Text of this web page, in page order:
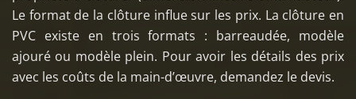
Le format de la clôture influe sur les prix. La clôture en
PVC existe en trois formats : barreaudée, modèle
ajouré ou modèle plein. Pour avoir les détails des prix
avec les coûts de la main-d’œuvre, demandez le devis.